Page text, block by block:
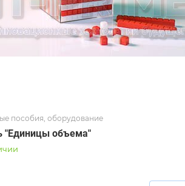
пособия, оборудование
"Единицы объема"